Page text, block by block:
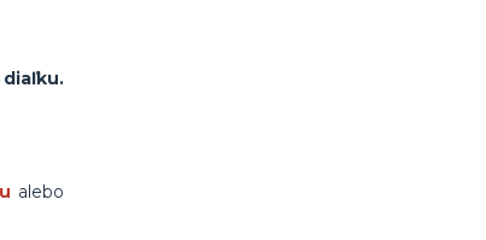
alebo